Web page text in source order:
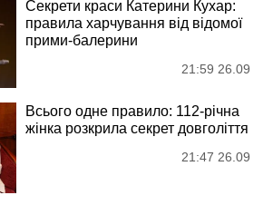
Секрети краси Катерини Кухар:
правила харчування від відомої
прими-балерини
21:59 26.09
Всього одне правило: 112-річна
жінка розкрила секрет довголіття
21:47 26.09